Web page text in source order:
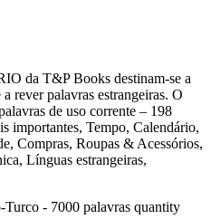
da T&P Books destinam-se a
rever palavras estrangeiras. O
de uso corrente – 198
importantes, Tempo, Calendário,
Compras, Roupas & Acessórios,
Línguas estrangeiras,
- 7000 palavras quantity